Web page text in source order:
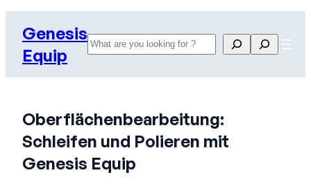
InhaltGenesis
Equip
Search Search
Oberflächenbearbeitung:
Schleifen und Polieren mit
Genesis Equip